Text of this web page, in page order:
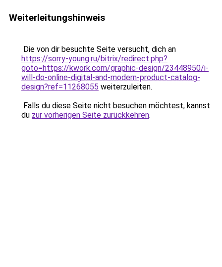
Weiterleitungshinweis
Die von dir besuchte Seite versucht, dich an
https://sorry-young.ru/bitrix/redirect.php?
goto=https://kwork.com/graphic-design/23448950/i-
will-do-online-digital-and-modern-product-catalog-
design?ref=11268055 weiterzuleiten.
Falls du diese Seite nicht besuchen möchtest, kannst
du zur vorherigen Seite zurückkehren.